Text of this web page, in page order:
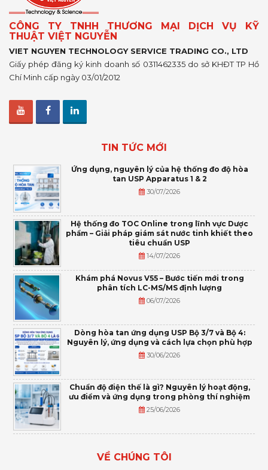
CÔNG TY TNHH THƯƠNG MẠI DỊCH VỤ KỸ
THUẬT VIỆT NGUYỄN
VIET NGUYEN TECHNOLOGY SERVICE TRADING CO., LTD
Giấy phép đăng ký kinh doanh số 0311462335 do sở KHĐT TP Hồ
Chí Minh cấp ngày 03/01/2012
TIN TỨC MỚI
Ứng dụng, nguyên lý của hệ thống đo độ hòa
tan USP Apparatus 1 & 2
30/07/2026
Hệ thống đo TOC Online trong lĩnh vực Dược
phẩm – Giải pháp giám sát nước tinh khiết theo
tiêu chuẩn USP
14/07/2026
Khám phá Novus V55 – Bước tiến mới trong
phân tích LC-MS/MS định lượng
06/07/2026
Dòng hòa tan ứng dụng USP Bộ 3/7 và Bộ 4:
Nguyên lý, ứng dụng và cách lựa chọn phù hợp
30/06/2026
Chuẩn độ điện thế là gì? Nguyên lý hoạt động,
ưu điểm và ứng dụng trong phòng thí nghiệm
25/06/2026
VỀ CHÚNG TÔI